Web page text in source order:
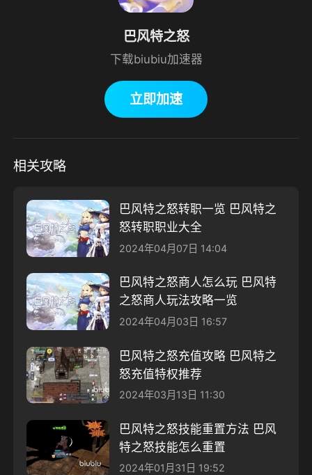
巴风特之怒
下载biubiu加速器
立即加速
相关攻略
巴风特之怒转职一览 巴风特之
怒转职职业大全
2024年04月07日 14:04
巴风特之怒商人怎么玩 巴风特
之怒商人玩法攻略一览
2024年04月03日 16:57
巴风特之怒充值攻略 巴风特之
怒充值特权推荐
2024年03月13日 11:30
巴风特之怒技能重置方法 巴风
特之怒技能怎么重置
2024年01月31日 19:52